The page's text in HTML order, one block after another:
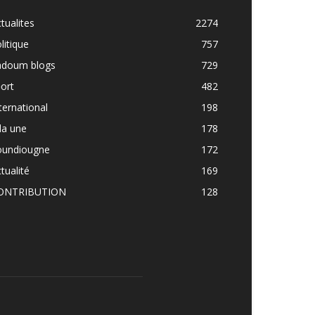
2274
757
blogs
729
482
198
une
178
172
169
128